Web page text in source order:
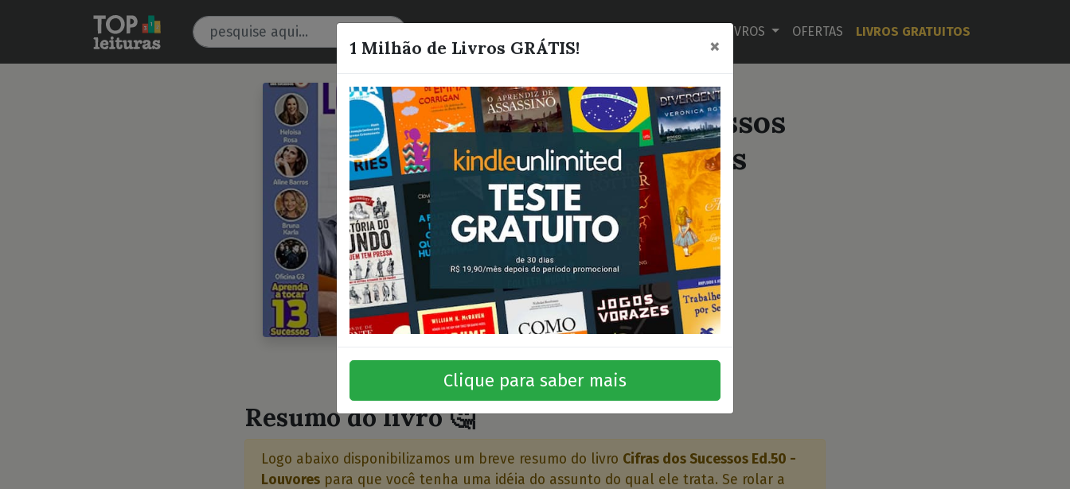
LIVROS OFERTAS LIVROS GRATUITOS
⭐⭐⭐
Artes, filmes e fotografia
Cifras dos Sucessos
Ed.50 - Louvores
EdiCase Digital
Quero este livro!
Resumo do livro 🤔
Logo abaixo disponibilizamos um breve resumo do livro Cifras dos Sucessos Ed.50 -
Louvores para que você tenha uma idéia do assunto do qual ele trata. Se rolar a
1 Milhão de Livros GRÁTIS! ×
Clique para saber mais